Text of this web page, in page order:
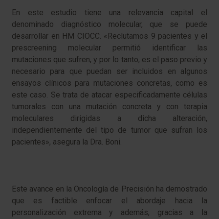
En este estudio tiene una relevancia capital el
denominado diagnóstico molecular, que se puede
desarrollar en HM CIOCC. «Reclutamos 9 pacientes y el
prescreening molecular permitió identificar las
mutaciones que sufren, y por lo tanto, es el paso previo y
necesario para que puedan ser incluidos en algunos
ensayos clínicos para mutaciones concretas, como es
este caso. Se trata de atacar especificadamente células
tumorales con una mutación concreta y con terapia
moleculares dirigidas a dicha alteración,
independientemente del tipo de tumor que sufran los
pacientes», asegura la Dra. Boni.
Este avance en la Oncología de Precisión ha demostrado
que es factible enfocar el abordaje hacia la
personalización extrema y además, gracias a la